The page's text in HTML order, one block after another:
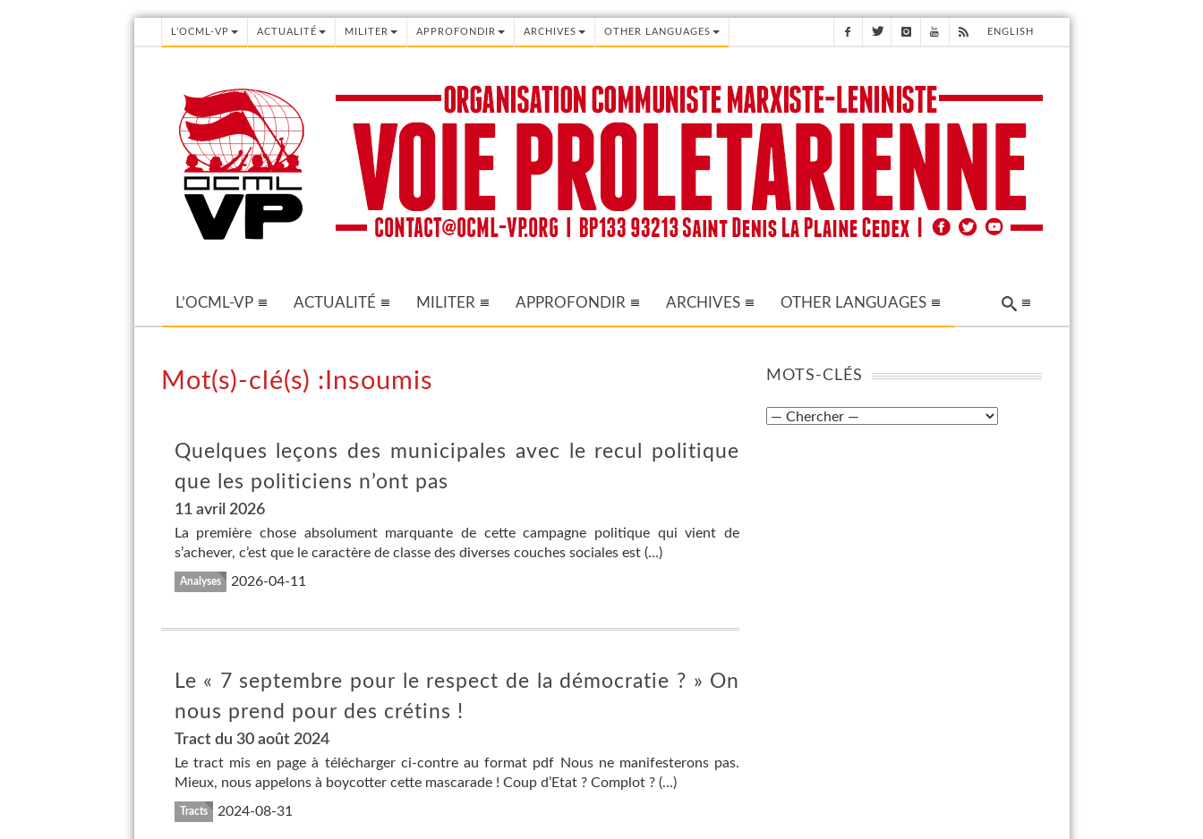
L’OCML-VP ACTUALITÉ MILITER APPROFONDIR ARCHIVES OTHER LANGUAGES ENGLISH
L’OCML-VP ACTUALITÉ MILITER APPROFONDIR ARCHIVES OTHER LANGUAGES
Mot(s)-clé(s) :Insoumis
Quelques leçons des municipales avec le recul politique
que les politiciens n’ont pas
11 avril 2026
La première chose absolument marquante de cette campagne politique qui vient de
s’achever, c’est que le caractère de classe des diverses couches sociales est (…)
Analyses 2026-04-11
Le « 7 septembre pour le respect de la démocratie ? » On
nous prend pour des crétins !
Tract du 30 août 2024
Le tract mis en page à télécharger ci-contre au format pdf Nous ne manifesterons pas.
Mieux, nous appelons à boycotter cette mascarade ! Coup d’Etat ? Complot ? (…)
Tracts 2024-08-31
MOTS-CLÉS